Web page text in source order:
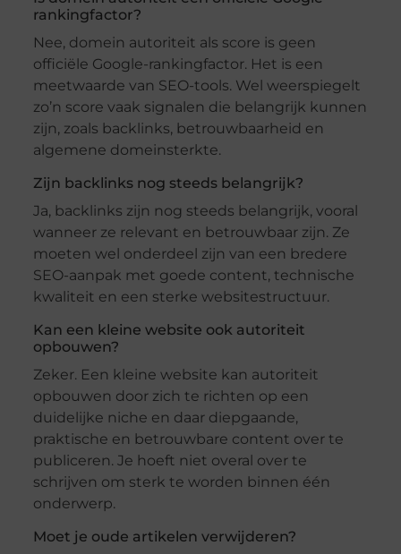
rankingfactor?
Nee, domein autoriteit als score is geen
officiële Google-rankingfactor. Het is een
meetwaarde van SEO-tools. Wel weerspiegelt
zo’n score vaak signalen die belangrijk kunnen
zijn, zoals backlinks, betrouwbaarheid en
algemene domeinsterkte.
Zijn backlinks nog steeds belangrijk?
Ja, backlinks zijn nog steeds belangrijk, vooral
wanneer ze relevant en betrouwbaar zijn. Ze
moeten wel onderdeel zijn van een bredere
SEO-aanpak met goede content, technische
kwaliteit en een sterke websitestructuur.
Kan een kleine website ook autoriteit
opbouwen?
Zeker. Een kleine website kan autoriteit
opbouwen door zich te richten op een
duidelijke niche en daar diepgaande,
praktische en betrouwbare content over te
publiceren. Je hoeft niet overal over te
schrijven om sterk te worden binnen één
onderwerp.
Moet je oude artikelen verwijderen?